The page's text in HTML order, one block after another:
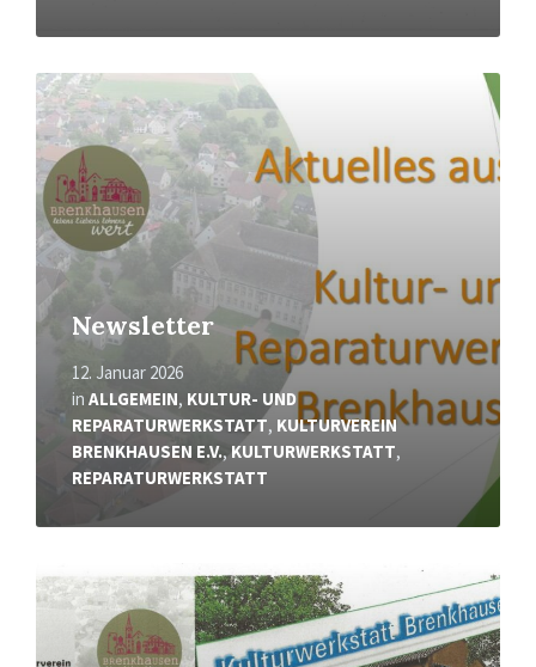
Newsletter
12. Januar 2026
in ALLGEMEIN, KULTUR- UND
REPARATURWERKSTATT, KULTURVEREIN
BRENKHAUSEN E.V.,KULTURWERKSTATT,
REPARATURWERKSTATT
Read
More
Read
More